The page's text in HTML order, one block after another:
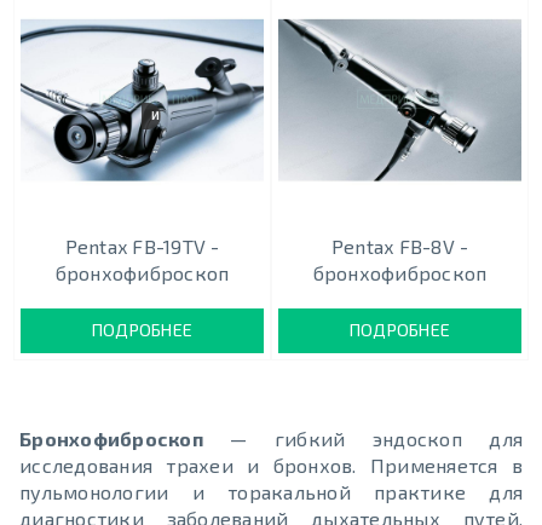
ИНСТРУМЕНТ 3,0 ММ
Pentax FB-19TV -
бронхофиброскоп
ПОДРОБНЕЕ
Pentax FB-8V -
бронхофиброскоп
ПОДРОБНЕЕ
Бронхофиброскоп— гибкий эндоскоп для
исследования трахеи и бронхов. Применяется в
пульмонологии и торакальной практике для
диагностики заболеваний дыхательных путей,